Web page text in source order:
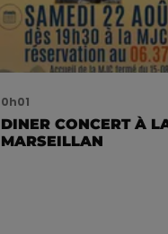
0h01
DINER CONCERT À
MARSEILLAN